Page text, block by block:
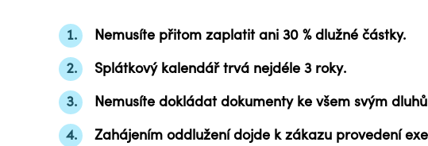
Nemusíte přitom zaplatitani 30 % dlužné částky.
Splátkový kalendářtrvá nejdéle 3 roky.
Nemusíte dokládat dokumenty ke všem svým
Zahájením oddlužení dojde k zákazu provedení